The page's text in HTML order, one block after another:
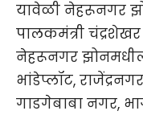
यावेळी नेहरूनगर
पालकमंत्री
नेहरूनगर
भांडेप्लॉट,
गाडगेबाबा नगर,